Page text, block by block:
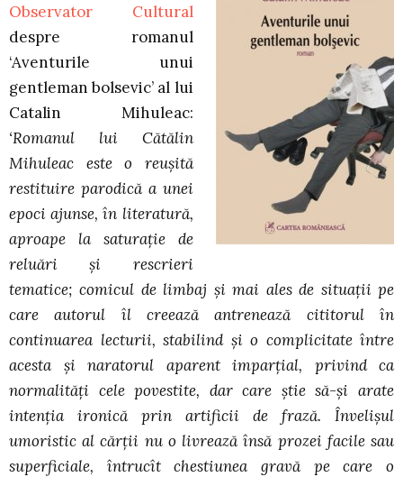
Observator Cultural
despre romanul
‘Aventurile unui
gentleman bolsevic’ al lui
Catalin Mihuleac:
‘Romanul lui Cătălin
Mihuleac este o reuşită
restituire parodică a unei
epoci ajunse, în literatură,
aproape la saturaţie de
reluări şi rescrieri
tematice; comicul de limbaj şi mai ales de situaţii pe
care autorul îl creează antrenează cititorul în
continuarea lecturii, stabilind şi o complicitate între
acesta şi naratorul aparent imparţial, privind ca
normalităţi cele povestite, dar care ştie să-şi arate
intenţia ironică prin artificii de frază. Învelişul
umoristic al cărţii nu o livrează însă prozei facile sau
superficiale, întrucît chestiunea gravă pe care o